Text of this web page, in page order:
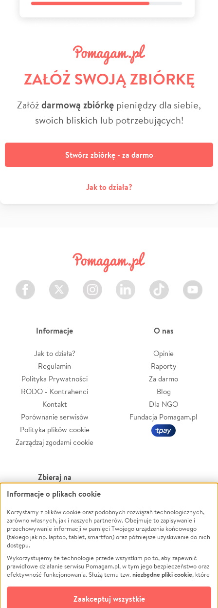
ZAŁÓŻ SWOJĄ ZBIÓRKĘ
Załóżdarmową zbiórkę pieniędzy dla siebie,
swoich bliskich lub potrzebujących!
Stwórz zbiórkę - za darmo
Jak to działa?
Facebook Twitter Instagram LinkedIn TikTok Youtube
Informacje
Jak to działa?
Regulamin
Polityka Prywatności
RODO - Kontrahenci
Kontakt
Porównanie serwisów
Polityka plików cookie
Zarządzaj zgodami cookie
O nas
Opinie
Raporty
Za darmo
Blog
Dla NGO
Fundacja Pomagam.pl
Zbieraj na
Leczenie
Zwierzęta
Pożar
Ukraina
Pomoc Finansowa
Projekty
Pogrzeb
Społeczność lokalna
Powódź
Wichura
NGO
Edukacja
Podróż
Impreza
Ochrona środowiska
Informacje o plikach cookie
Korzystamy z plików cookie oraz podobnych rozwiązań technologicznych,
zarówno własnych, jak i naszych partnerów. Obejmuje to zapisywanie i
przechowywanie informacji w pamięci Twojego urządzenia końcowego
(takiego jak np. laptop, tablet, smartfon) oraz późniejsze uzyskiwanie do nich
dostępu.
Wykorzystujemy te technologie przede wszystkim po to, aby zapewnić
prawidłowe działanie serwisu Pomagam.pl, w tym jego bezpieczeństwo oraz
efektywność funkcjonowania. Służą temu tzw.niezbędne pliki cookie, które
opcjonalnych plików cookie
technologii do celów analitycznych i retargetingowych. Możesz wyrazić
Zaakceptuj wszystkie